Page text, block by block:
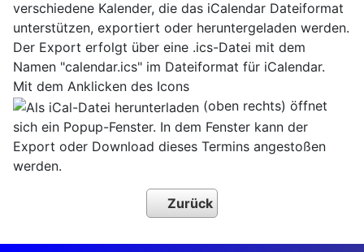
verschiedene Kalender, die das iCalendar Dateiformat
unterstützen, exportiert oder heruntergeladen werden.
Der Export erfolgt über eine .ics-Datei mit dem
Namen "calendar.ics" im Dateiformat für iCalendar.
Mit dem Anklicken des Icons
(oben rechts) öffnet
sich ein Popup-Fenster. In dem Fenster kann der
Export oder Download dieses Termins angestoßen
werden.
Zurück